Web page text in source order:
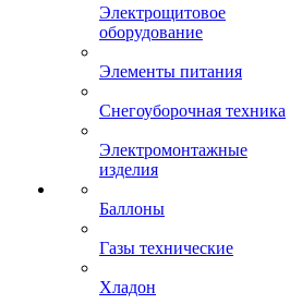
Электрощитовое
оборудование
Элементы питания
Снегоуборочная техника
Электромонтажные
изделия
Баллоны
Газы технические
Хладон